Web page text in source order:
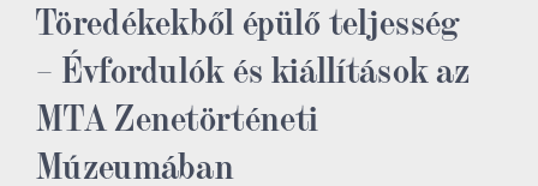
Töredékekből épülő teljesség
– Évfordulók és kiállítások az
MTA Zenetörténeti
Múzeumában